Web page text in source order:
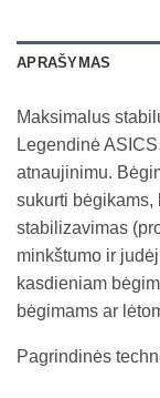
APRAŠYMAS
Maksimalus
Legendinė
atnaujinimu.
sukurti
stabilizavimas
minkštumo ir
kasdieniam
bėgimams ar
Pagrindinės